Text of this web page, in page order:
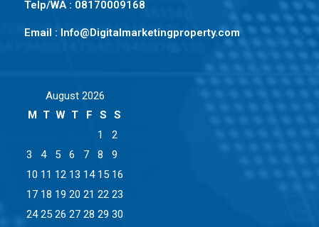
Telp/WA : 08170009168
Email : Info@Digitalmarketingproperty.com
August 2026
M T W T F S
S
1
2
3
4 5 6 7 8
9
10 11 12 13 14 15 16
17 18 19 20 21 22 23
24 25 26 27 28 29 30